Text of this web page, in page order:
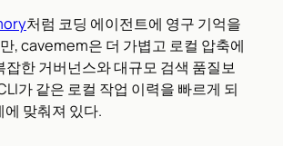
처럼 코딩 에이전트에 영구 기억을
, cavemem은 더 가볍고 로컬 압축에
잡한 거버넌스와 대규모 검색 품질보
가 같은 로컬 작업 이력을 빠르게 되
에 맞춰져 있다.